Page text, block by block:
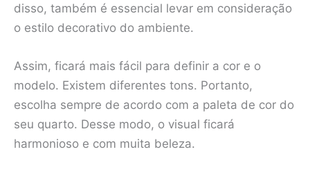
disso, também é essencial levar em consideração
o estilo decorativo do ambiente.
Assim, ficará mais fácil para definir a cor e o
modelo. Existem diferentes tons. Portanto,
escolha sempre de acordo com a paleta de cor do
seu quarto. Desse modo, o visual ficará
harmonioso e com muita beleza.